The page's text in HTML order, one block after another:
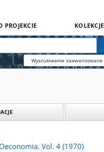
PROJEKCIE KOLEKCJE
Wyszukiwanie zaawansowane
Vol. 4 (1970)